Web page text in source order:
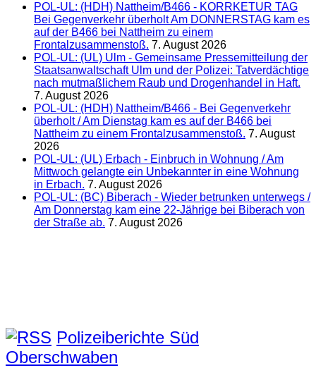
POL-UL: (HDH) Nattheim/B466 - KORRKETUR TAG
Bei Gegenverkehr überholt Am DONNERSTAG kam es
auf der B466 bei Nattheim zu einem
Frontalzusammenstoß. 7. August 2026
POL-UL: (UL) Ulm - Gemeinsame Pressemitteilung der
Staatsanwaltschaft Ulm und der Polizei: Tatverdächtige
nach mutmaßlichem Raub und Drogenhandel in Haft.
7. August 2026
POL-UL: (HDH) Nattheim/B466 - Bei Gegenverkehr
überholt / Am Dienstag kam es auf der B466 bei
Nattheim zu einem Frontalzusammenstoß. 7. August
2026
POL-UL: (UL) Erbach - Einbruch in Wohnung / Am
Mittwoch gelangte ein Unbekannter in eine Wohnung
in Erbach. 7. August 2026
POL-UL: (BC) Biberach - Wieder betrunken unterwegs /
Am Donnerstag kam eine 22-Jährige bei Biberach von
der Straße ab. 7. August 2026
Polizeiberichte Süd
Oberschwaben